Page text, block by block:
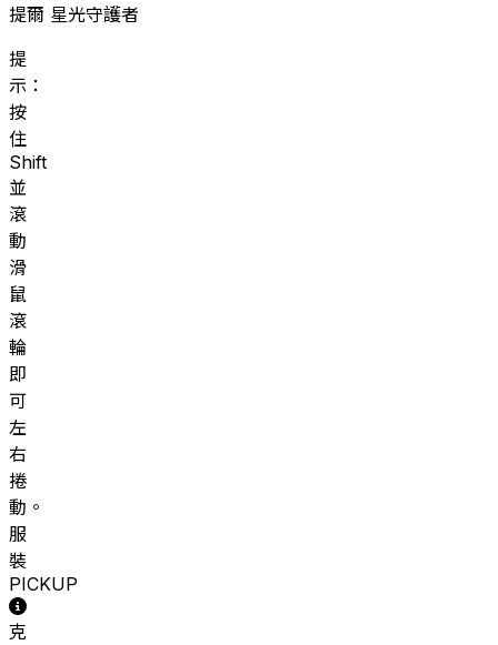
提爾 星光守護者
提
示：
按
住
Shift
並
滾
動
滑
鼠
滾
輪
即
可
左
右
捲
動。
服
裝
PICKUP
克